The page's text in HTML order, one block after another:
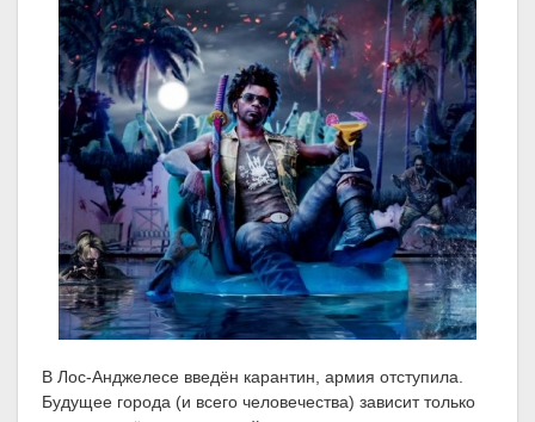
В Лос-Анджелесе введён карантин, армия отступила.
Будущее города (и всего человечества) зависит только